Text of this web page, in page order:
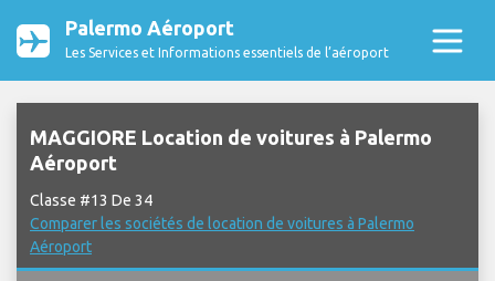
Palermo Aéroport
Les Services et Informations essentiels de l’aéroport
MAGGIORE Location de voitures à Palermo
Aéroport
Classe #13 De 34
Comparer les sociétés de location de voitures à Palermo
Aéroport